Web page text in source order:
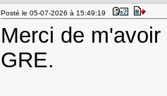
Posté le 05-07-2026 à 15:49:19
Merci de
GRE.